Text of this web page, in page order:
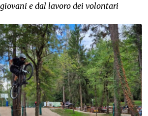
e dal lavoro dei volontari